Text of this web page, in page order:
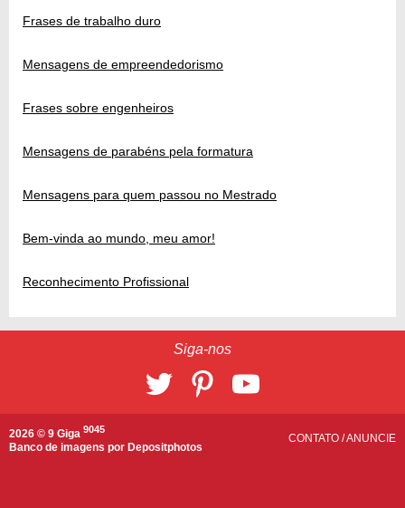
Frases de trabalho duro
Mensagens de empreendedorismo
Frases sobre engenheiros
Mensagens de parabéns pela formatura
Mensagens para quem passou no Mestrado
Bem-vinda ao mundo, meu amor!
Reconhecimento Profissional
Siga-nos
2026 © 9 Giga 9045
Banco de imagens por Depositphotos
CONTATO /ANUNCIE